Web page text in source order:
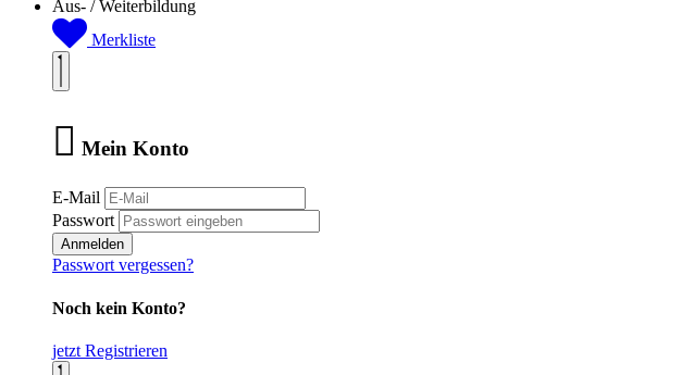
Aus- / Weiterbildung
Merkliste
Mein Konto
E-Mail
Passwort
Anmelden
Passwort vergessen?
Noch kein Konto?
jetzt Registrieren